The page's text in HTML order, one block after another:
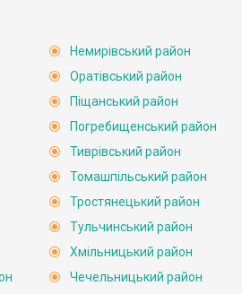
Немирівський район
Оратівський район
Піщанський район
Погребищенський район
Тиврівський район
Томашпільський район
Тростянецький район
Тульчинський район
Хмільницький район
Чечельницький район